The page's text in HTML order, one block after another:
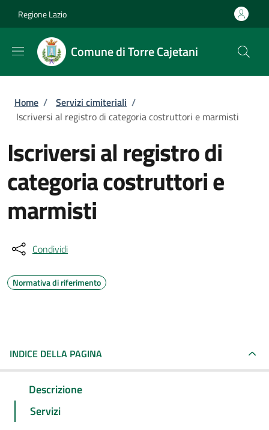
Regione Lazio
Comune di Torre Cajetani
Briciole di pane
Home / Servizi cimiteriali /
Iscriversi al registro di categoria costruttori e marmisti
Iscriversi al registro di
categoria costruttori e
marmisti
Condividi
Normativa di riferimento
INDICE DELLA PAGINA
Descrizione
Servizi